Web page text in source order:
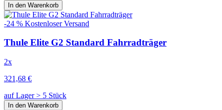
In den Warenkorb
-24 % Kostenloser Versand
Thule Elite G2 Standard Fahrradträger
2x
321,68 €
auf Lager > 5 Stück
In den Warenkorb